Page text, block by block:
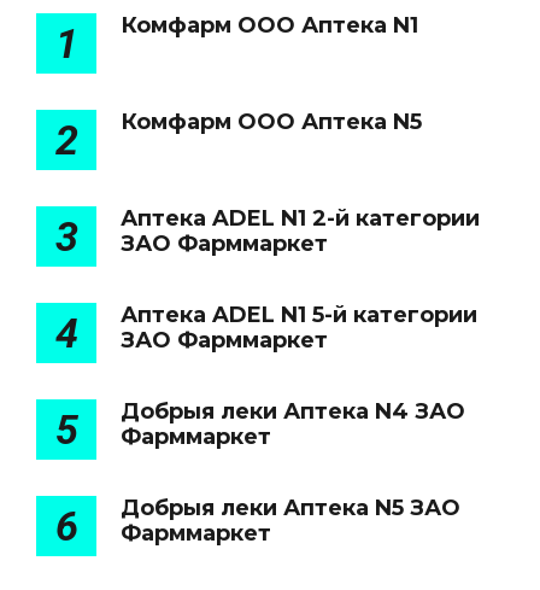
1 Комфарм ООО Аптека N1
2 Комфарм ООО Аптека N5
3
Аптека ADEL N1 2-й категории
ЗАО Фарммаркет
4
Аптека ADEL N1 5-й категории
ЗАО Фарммаркет
5
Добрыя леки Аптека N4 ЗАО
Фарммаркет
6
Добрыя леки Аптека N5 ЗАО
Фарммаркет